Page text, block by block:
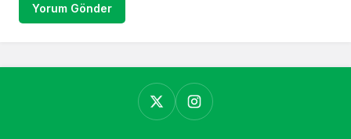
Yorum Gönder